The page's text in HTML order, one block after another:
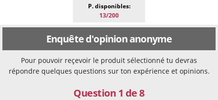
P. disponibles:
13/200
Enquête d'opinion anonyme
Pour pouvoir reçevoir le produit sélectionné tu devras
répondre quelques questions sur ton expérience et opinions.
Question 1 de 8